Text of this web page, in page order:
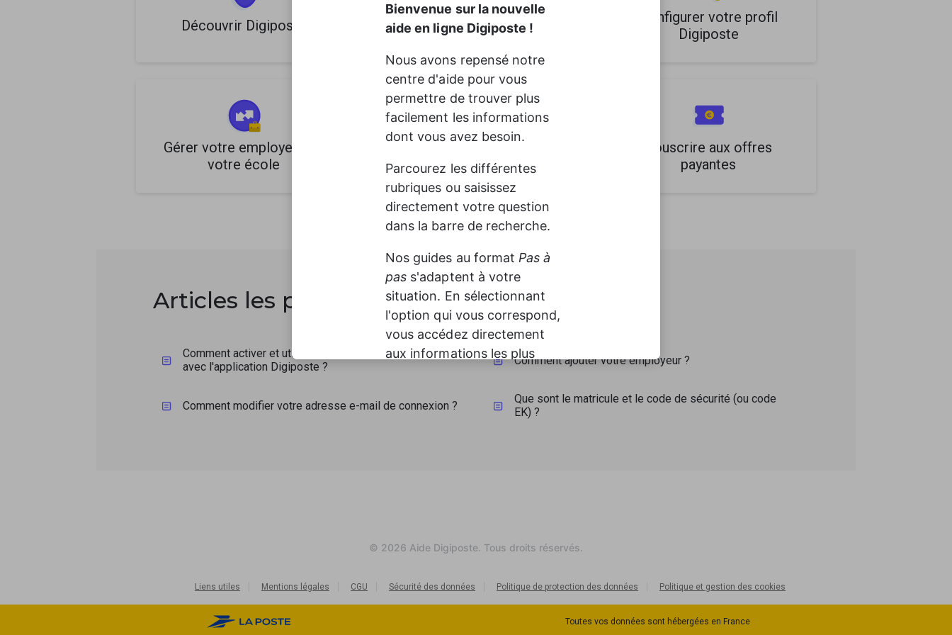
Découvrir Digiposte
Gérer votre Compte La
Poste
Configurer votre profil
Digiposte
Gérer votre employeur ou
votre école
Utiliser votre coffre-fort
numérique
Souscrire aux offres
payantes
Articles les plus consultés
Comment activer et utiliser la double authentification
avec l'application Digiposte ?​
Comment ajouter votre employeur ?
Comment modifier votre adresse e-mail de connexion ?
Que sont le matricule et le code de sécurité (ou code
EK) ?
© 2026 Aide Digiposte. Tous droits réservés.
Liens utiles Mentions légales CGU Sécurité des données Politique de protection des données Politique et gestion des cookies
Toutes vos données sont hébergées en France